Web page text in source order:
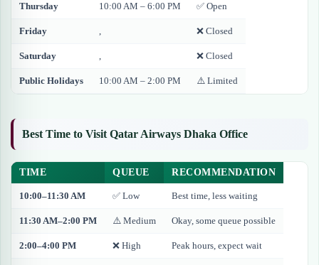
Thursday 10:00 AM – 6:00 PM ✅ Open
Friday , ❌ Closed
Saturday , ❌ Closed
Public Holidays 10:00 AM – 2:00 PM ⚠️ Limited
Best Time to Visit Qatar Airways Dhaka Office
TIME QUEUE RECOMMENDATION
10:00–11:30 AM ✅ Low Best time, less waiting
11:30 AM–2:00 PM ⚠️ Medium Okay, some queue possible
2:00–4:00 PM ❌ High Peak hours, expect wait